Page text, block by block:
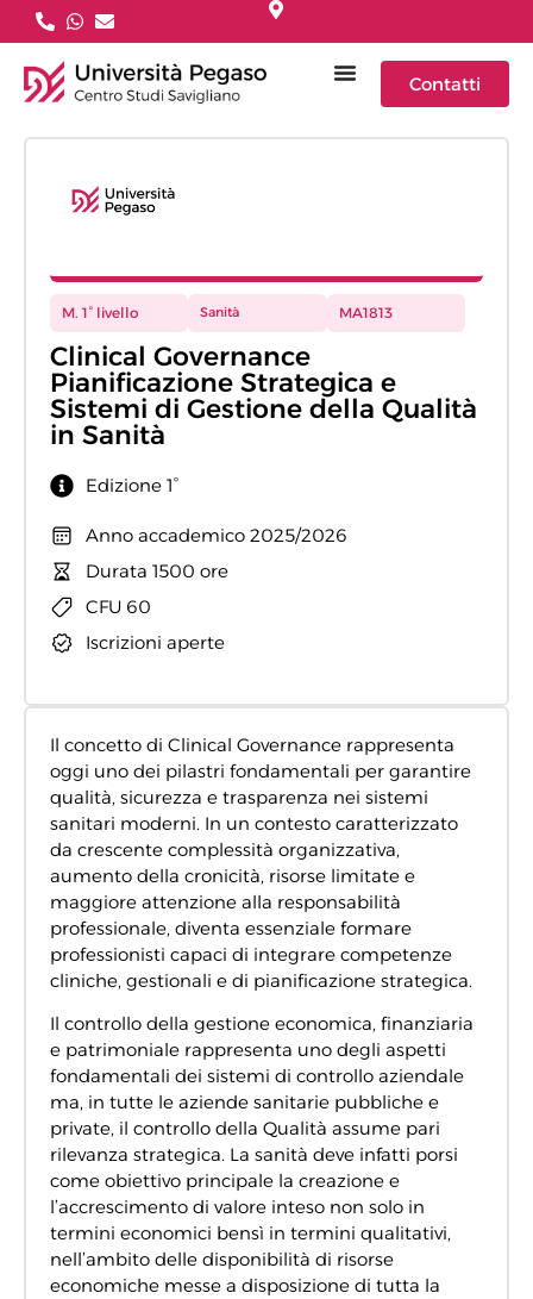
Contatti
Il concetto di Clinical Governance rappresenta
oggi uno dei pilastri fondamentali per garantire
qualità, sicurezza e trasparenza nei sistemi
sanitari moderni. In un contesto caratterizzato
da crescente complessità organizzativa,
aumento della cronicità, risorse limitate e
maggiore attenzione alla responsabilità
professionale, diventa essenziale formare
professionisti capaci di integrare competenze
cliniche, gestionali e di pianificazione strategica.
Il controllo della gestione economica, finanziaria
e patrimoniale rappresenta uno degli aspetti
fondamentali dei sistemi di controllo aziendale
ma, in tutte le aziende sanitarie pubbliche e
private, il controllo della Qualità assume pari
rilevanza strategica. La sanità deve infatti porsi
come obiettivo principale la creazione e
l’accrescimento di valore inteso non solo in
termini economici bensì in termini qualitativi,
nell’ambito delle disponibilità di risorse
economiche messe a disposizione di tutta la
M. 1° livello Sanità MA1813
Clinical Governance
Pianificazione Strategica e
Sistemi di Gestione della Qualità
in Sanità
Edizione 1°
Anno accademico 2025/2026
Durata 1500 ore
CFU 60
Iscrizioni aperte